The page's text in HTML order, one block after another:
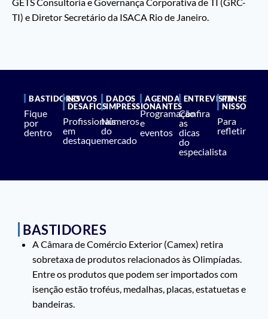
TI) e Diretor Secretário da ISACA Rio de Janeiro.
BASTIDORES
Fique
por
dentro
NOVOS
DESAFIOS
Profissionais
em
destaque
DADOS
IMPRESSIONANTES
Números
do
mercado
AGENDA
Programação
e
eventos
ENTREVISTA
Confira
as
dicas
do
especialista
PENSE
NISSO
Para
refletir
BASTIDORES
A Câmara de Comércio Exterior (Camex) retira
sobretaxa de produtos relacionados às Olimpíadas.
Entre os produtos que podem ser importados com
isenção estão troféus, medalhas, placas, estatuetas e
bandeiras.